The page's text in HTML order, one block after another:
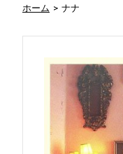
ホーム ナナ